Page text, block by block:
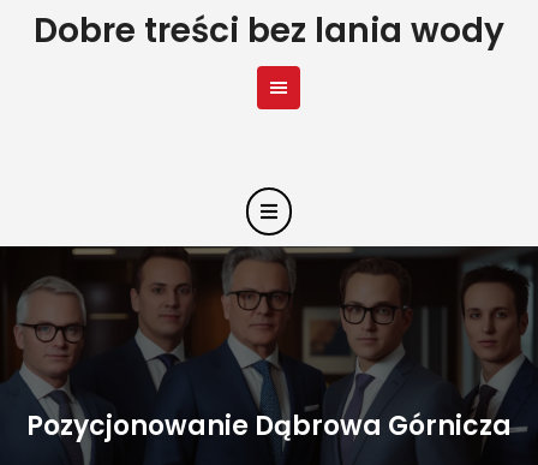
SkipDobre treści bez lania wody
Pozycjonowanie Dąbrowa Górnicza